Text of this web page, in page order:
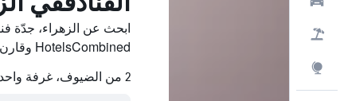
ابحث عن الزهراء، جدّة
HotelsCombined وقارن بينها ووفّر.
2 من الضيوف، غرفة واحدة